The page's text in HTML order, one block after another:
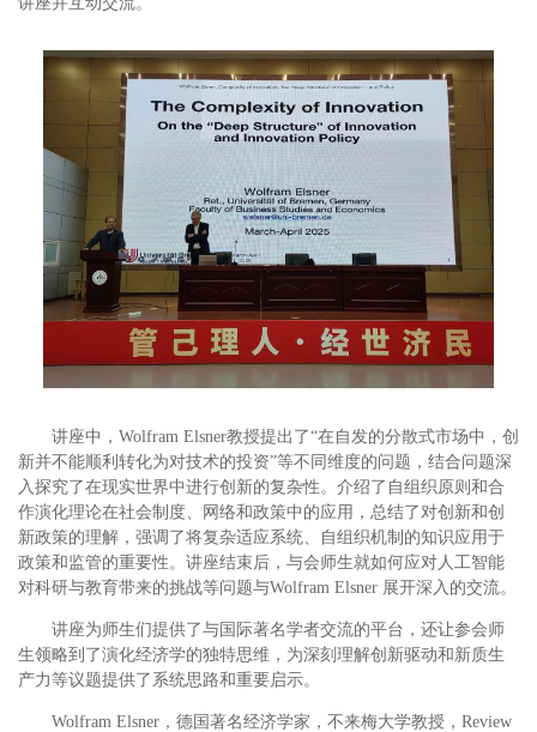
讲座中，Wolfram Elsner教授提出了“在自发的分散式市场中，创
新并不能顺利转化为对技术的投资”等不同维度的问题，结合问题深
入探究了在现实世界中进行创新的复杂性。介绍了自组织原则和合
作演化理论在社会制度、网络和政策中的应用，总结了对创新和创
新政策的理解，强调了将复杂适应系统、自组织机制的知识应用于
政策和监管的重要性。讲座结束后，与会师生就如何应对人工智能
对科研与教育带来的挑战等问题与Wolfram Elsner 展开深入的交流。
讲座为师生们提供了与国际著名学者交流的平台，还让参会师
生领略到了演化经济学的独特思维，为深刻理解创新驱动和新质生
产力等议题提供了系统思路和重要启示。
Wolfram Elsner，德国著名经济学家，不来梅大学教授，Review